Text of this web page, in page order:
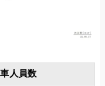
人員数